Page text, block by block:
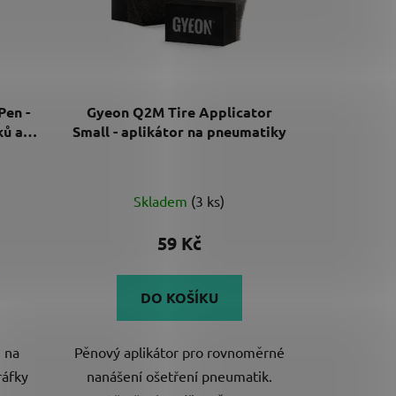
-
a
na
Gyeon Q2M Tire Applicator
Small - aplikátor na pneumatiky
Skladem (3 ks)
59 Kč
DO KOŠÍKU
Pěnový aplikátor pro rovnoměrné
nanášení ošetření pneumatik.